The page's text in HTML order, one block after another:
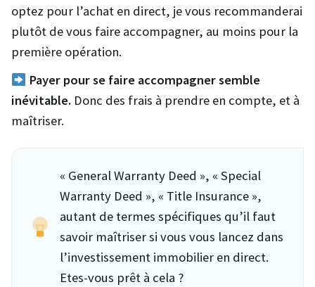
optez pour l’achat en direct, je vous recommanderai
plutôt de vous faire accompagner, au moins pour la
première opération.
Payer pour se faire accompagner semble
inévitable. Donc des frais à prendre en compte, et à
maîtriser.
« General Warranty Deed », « Special
Warranty Deed », « Title Insurance »,
autant de termes spécifiques qu’il faut
savoir maîtriser si vous vous lancez dans
l’investissement immobilier en direct.
Etes-vous prêt à cela ?